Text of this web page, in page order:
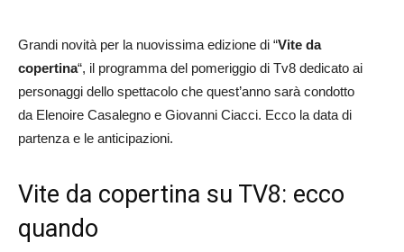
Grandi novità per la nuovissima edizione di “Vite da
copertina“, il programma del pomeriggio di Tv8 dedicato ai
personaggi dello spettacolo che quest’anno sarà condotto
da Elenoire Casalegno e Giovanni Ciacci. Ecco la data di
partenza e le anticipazioni.
Vite da copertina su TV8: ecco
quando